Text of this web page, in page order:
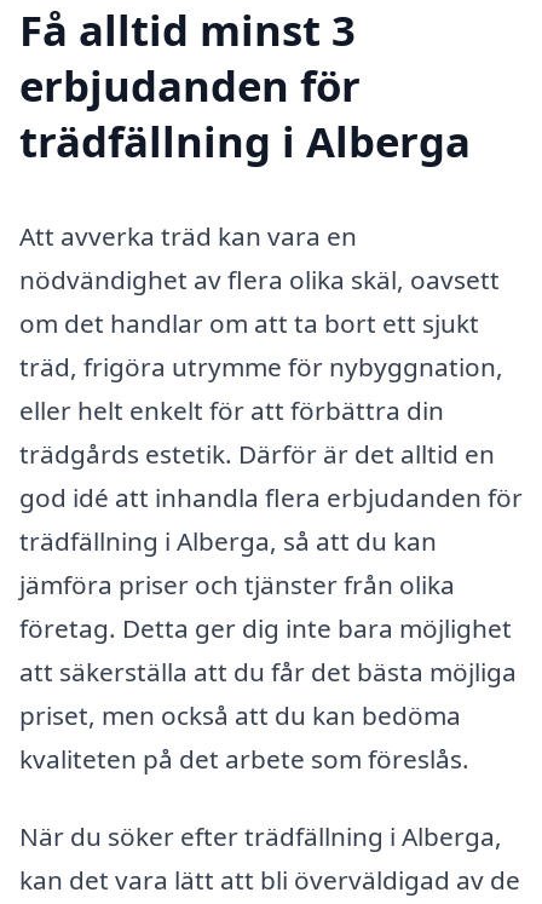
Få alltid minst 3
erbjudanden för
trädfällning i Alberga
Att avverka träd kan vara en
nödvändighet av flera olika skäl, oavsett
om det handlar om att ta bort ett sjukt
träd, frigöra utrymme för nybyggnation,
eller helt enkelt för att förbättra din
trädgårds estetik. Därför är det alltid en
god idé att inhandla flera erbjudanden för
trädfällning i Alberga, så att du kan
jämföra priser och tjänster från olika
företag. Detta ger dig inte bara möjlighet
att säkerställa att du får det bästa möjliga
priset, men också att du kan bedöma
kvaliteten på det arbete som föreslås.
När du söker efter trädfällning i Alberga,
kan det vara lätt att bli överväldigad av de